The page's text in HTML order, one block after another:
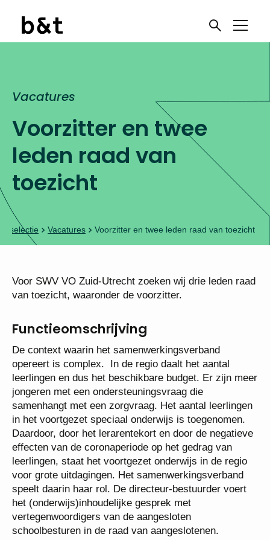
Voorzitter en twee
leden raad van
toezicht
Vacatures
selectie Vacatures Voorzitter en twee leden raad van toezicht
Voor SWV VO Zuid-Utrecht zoeken wij drie leden
raad van toezicht, waaronder de voorzitter.
Functieomschrijving
De context waarin het samenwerkingsverband
opereert is complex. In de regio daalt het aantal
leerlingen en dus het beschikbare budget. Er zijn
meer jongeren met een ondersteuningsvraag die
samenhangt met een zorgvraag. Het aantal
leerlingen in het voortgezet speciaal onderwijs is
toegenomen. Daardoor, door het lerarentekort en
door de negatieve effecten van de coronaperiode op
het gedrag van leerlingen, staat het voortgezet
onderwijs in de regio voor grote uitdagingen. Het
samenwerkingsverband speelt daarin haar rol. De
directeur-bestuurder voert het
(onderwijs)inhoudelijke gesprek met
vertegenwoordigers van de aangesloten